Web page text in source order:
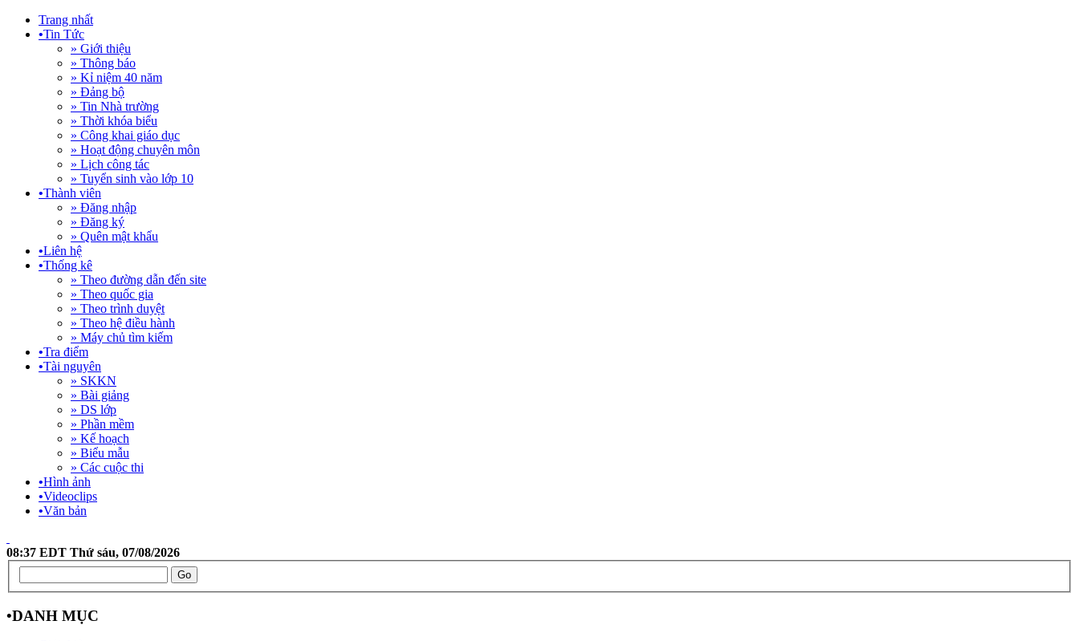
Trang nhất
•Tin Tức
» Giới thiệu
» Thông báo
» Kỉ niệm 40 năm
» Đảng bộ
» Tin Nhà trường
» Thời khóa biểu
» Công khai giáo dục
» Hoạt động chuyên môn
» Lịch công tác
» Tuyển sinh vào lớp 10
•Thành viên
» Đăng nhập
» Đăng ký
» Quên mật khẩu
•Liên hệ
•Thống kê
» Theo đường dẫn đến site
» Theo quốc gia
» Theo trình duyệt
» Theo hệ điều hành
» Máy chủ tìm kiếm
•Tra điểm
•Tài nguyên
» SKKN
» Bài giảng
» DS lớp
» Phần mềm
» Kế hoạch
» Biểu mẫu
» Các cuộc thi
•Hình ảnh
•Videoclips
•Văn bản
08:37 EDT Thứ sáu, 07/08/2026
•DANH MỤC